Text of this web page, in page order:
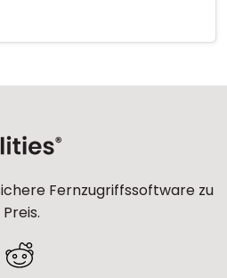
Fernzugriffssoftware zu